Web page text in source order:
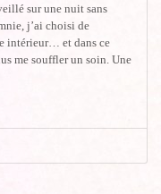
sur une nuit sans
j’ai choisi de
intérieur… et dans ce
me souffler un soin. Une